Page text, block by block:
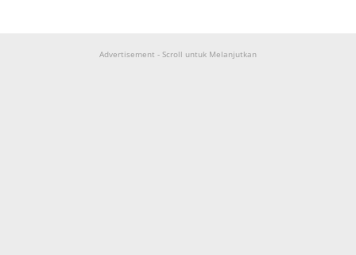
Advertisement - Scroll untuk Melanjutkan